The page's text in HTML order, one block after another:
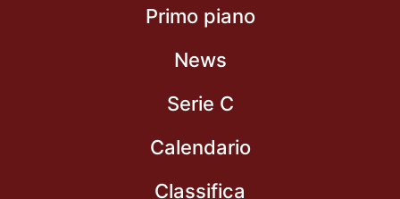
Primo piano
News
Serie C
Calendario
Classifica